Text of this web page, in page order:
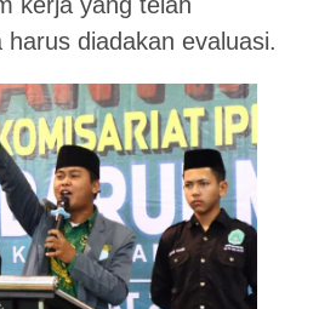
diadakan evaluasi.